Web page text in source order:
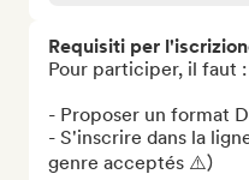
Requisiti per
Pour participer, il faut :
- Proposer un format
- S'inscrire dans la
genre acceptés ⚠️)